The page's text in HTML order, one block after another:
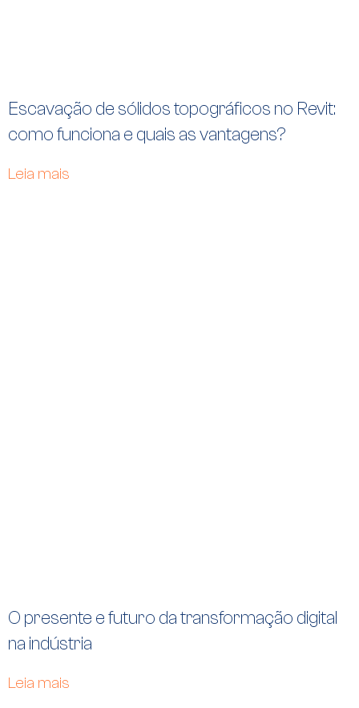
Escavação de sólidos topográficos no Revit:
como funciona e quais as vantagens?
Leia mais
O presente e futuro da transformação digital
na indústria
Leia mais